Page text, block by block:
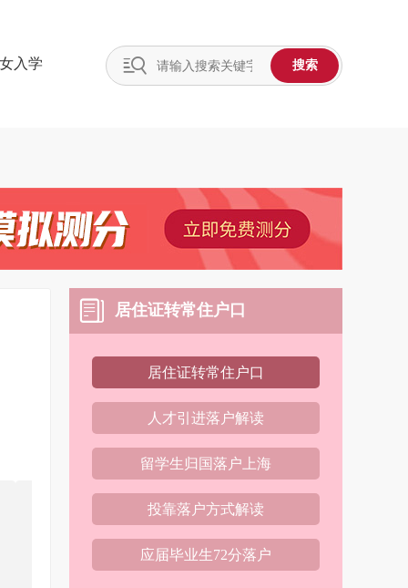
入学 搜索
居住证转常住户口
居住证转常住户口
人才引进落户解读
留学生归国落户上海
投靠落户方式解读
应届毕业生72分落户